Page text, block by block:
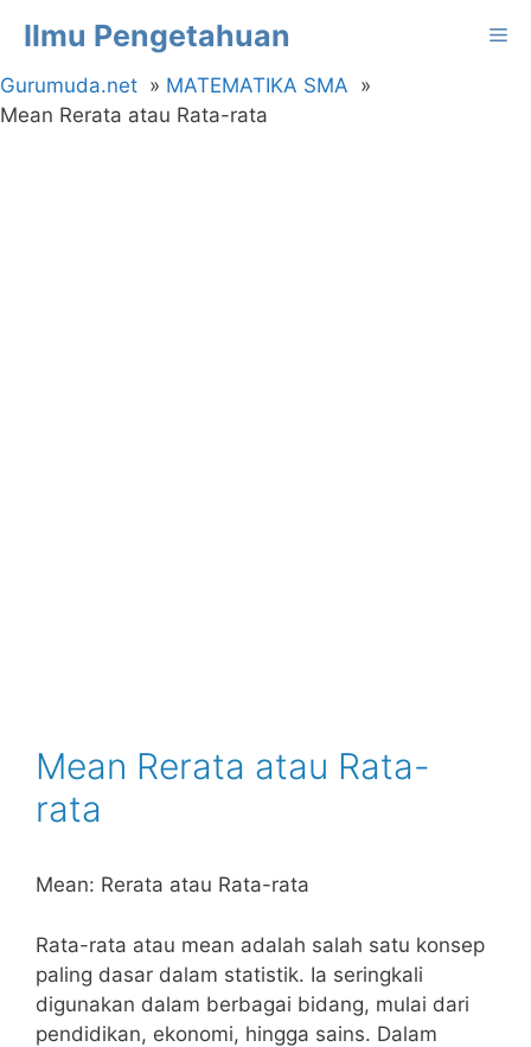
isi
Ilmu Pengetahuan
Gurumuda.net
MATEMATIKA SMA
Mean Rerata atau Rata-rata
Mean Rerata atau Rata-
rata
Mean: Rerata atau Rata-rata
Rata-rata atau mean adalah salah satu konsep
paling dasar dalam statistik. Ia seringkali
digunakan dalam berbagai bidang, mulai dari
pendidikan, ekonomi, hingga sains. Dalam